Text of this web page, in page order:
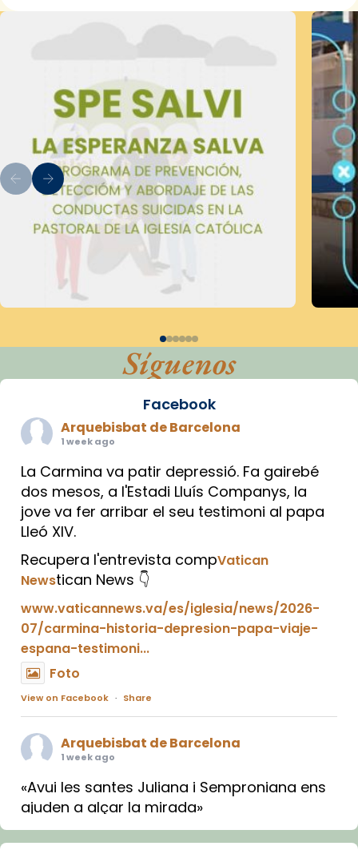
Síguenos
Facebook
Arquebisbat de Barcelona
1 week ago
La Carmina va patir depressió. Fa gairebé
dos mesos, a l'Estadi Lluís Companys, la
jove va fer arribar el seu testimoni al papa
Lleó XIV.
Recupera l'entrevista compVatican
Newstican News 👇
www.vaticannews.va/es/iglesia/news/2026-
07/carmina-historia-depresion-papa-viaje-
espana-testimoni...
Foto
View on Facebook · Share
Arquebisbat de Barcelona
1 week ago
«Avui les santes Juliana i Semproniana ens
ajuden a alçar la mirada»
Mons. Sergi Gordo, bisbe de Tortosa, ha